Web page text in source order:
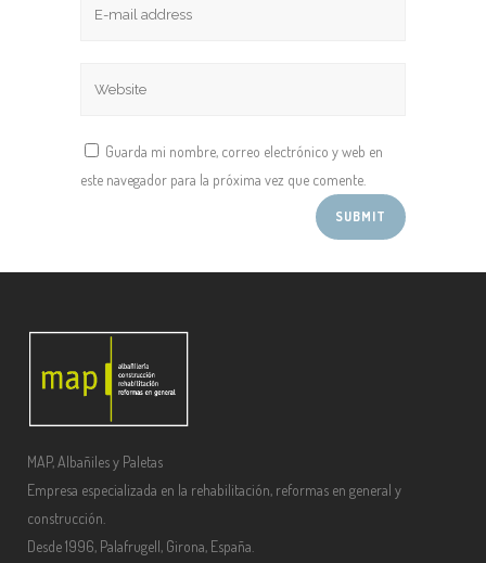
Guarda mi nombre, correo electrónico y web en
este navegador para la próxima vez que comente.
MAP, Albañiles y Paletas
Empresa especializada en la rehabilitación, reformas en general y
construcción.
Desde 1996, Palafrugell, Girona, España.